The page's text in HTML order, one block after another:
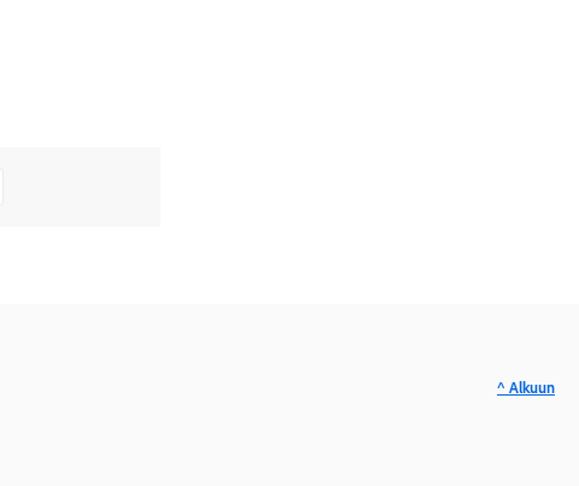
^ Alkuun